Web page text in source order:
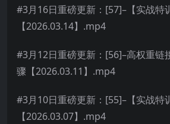
#3月16日重磅更新：[57]–【实战特
【2026.03.14】.mp4
#3月12日重磅更新：[56]–高权重链
骤【2026.03.11】.mp4
#3月10日重磅更新：[55]–【实战特
【2026.03.07】.mp4